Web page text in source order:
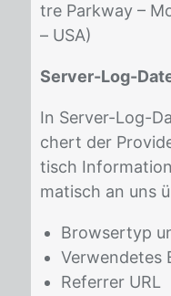
t­re Park­way –
– USA)
Server-Log-
In Ser­ver-Log-
chert der
tisch
ma­tisch an uns
Browsertyp
Verwendetes
Referrer URL